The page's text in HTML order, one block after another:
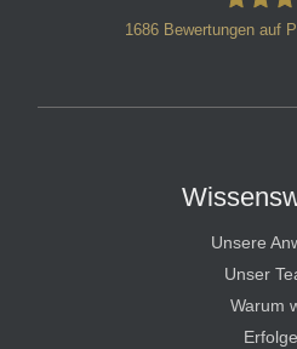
1686 Bewertungen auf
Unsere
Unser
Warum
Erfolge